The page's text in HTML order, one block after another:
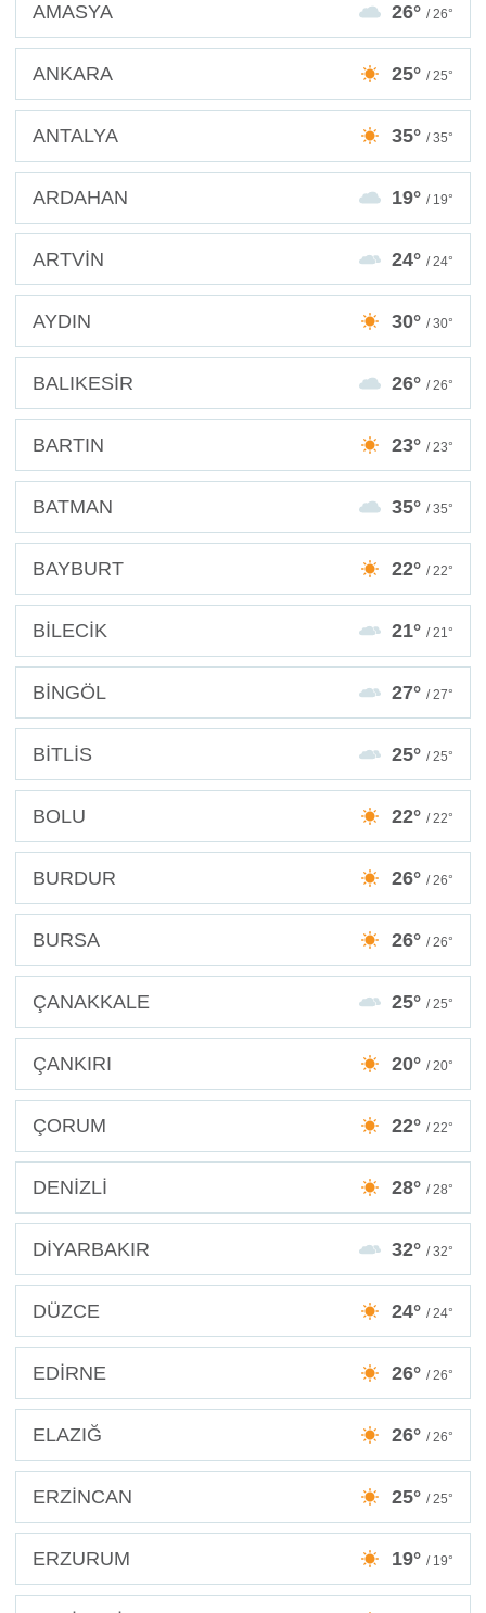
AMASYA 26° / 26°
ANKARA 25° / 25°
ANTALYA 35° / 35°
ARDAHAN 19° / 19°
ARTVİN 24° / 24°
AYDIN 30° / 30°
BALIKESİR 26° / 26°
BARTIN 23° / 23°
BATMAN 35° / 35°
BAYBURT 22° / 22°
BİLECİK 21° / 21°
BİNGÖL 27° / 27°
BİTLİS 25° / 25°
BOLU 22° / 22°
BURDUR 26° / 26°
BURSA 26° / 26°
ÇANAKKALE 25° / 25°
ÇANKIRI 20° / 20°
ÇORUM 22° / 22°
DENİZLİ 28° / 28°
DİYARBAKIR 32° / 32°
DÜZCE 24° / 24°
EDİRNE 26° / 26°
ELAZIĞ 26° / 26°
ERZİNCAN 25° / 25°
ERZURUM 19° / 19°